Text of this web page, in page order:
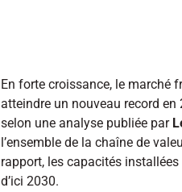
En forte croissance, le marché
atteindre un nouveau record
selon une analyse publiée par
l’ensemble de la chaîne de
rapport, les capacités
d’ici 2030.